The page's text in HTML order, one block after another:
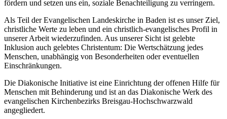
fördern und setzen uns ein, soziale Benachteiligung zu verringern.
Als Teil der Evangelischen Landeskirche in Baden ist es unser Ziel,
christliche Werte zu leben und ein christlich-evangelisches Profil in
unserer Arbeit wiederzufinden. Aus unserer Sicht ist gelebte
Inklusion auch gelebtes Christentum: Die Wertschätzung jedes
Menschen, unabhängig von Besonderheiten oder eventuellen
Einschränkungen.
Die Diakonische Initiative ist eine Einrichtung der offenen Hilfe für
Menschen mit Behinderung und ist an das Diakonische Werk des
evangelischen Kirchenbezirks Breisgau-Hochschwarzwald
angegliedert.